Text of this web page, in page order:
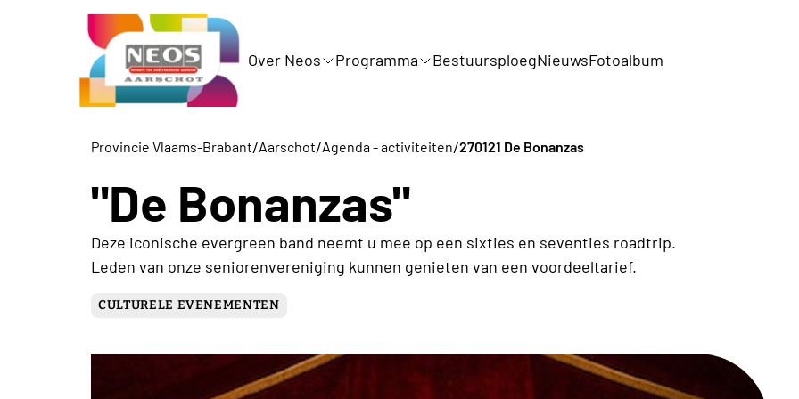
Over Neos Programma BestuursploegNieuwsFotoalbum
Provincie Vlaams-Brabant/Aarschot/Agenda - activiteiten/270121 De Bonanzas
"De Bonanzas"
Deze iconische evergreen band neemt u mee op een sixties en seventies roadtrip.
Leden van onze seniorenvereniging kunnen genieten van een voordeeltarief.
CULTURELE EVENEMENTEN